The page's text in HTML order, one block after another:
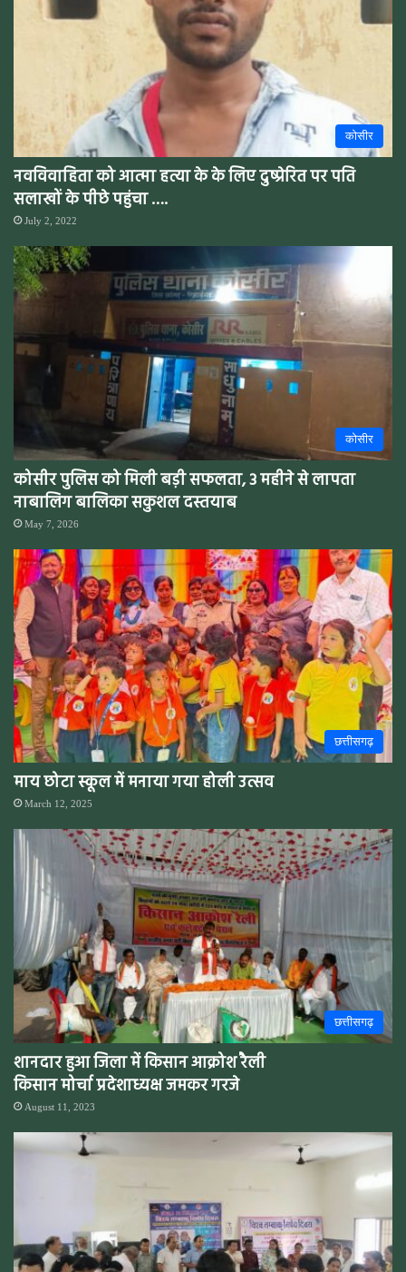
कोसीर
नवविवाहिता को आत्मा हत्या के के लिए दुष्प्रेरित पर पति
सलाखों के पीछे पहुंचा ….
July 2, 2022
कोसीर
कोसीर पुलिस को मिली बड़ी सफलता, 3 महीने से लापता
नाबालिग बालिका सकुशल दस्तयाब
May 7, 2026
छत्तीसगढ़
माय छोटा स्कूल में मनाया गया होली उत्सव
March 12, 2025
छत्तीसगढ़
शानदार हुआ जिला में किसान आक्रोश रैली
किसान मोर्चा प्रदेशाध्यक्ष जमकर गरजे
August 11, 2023